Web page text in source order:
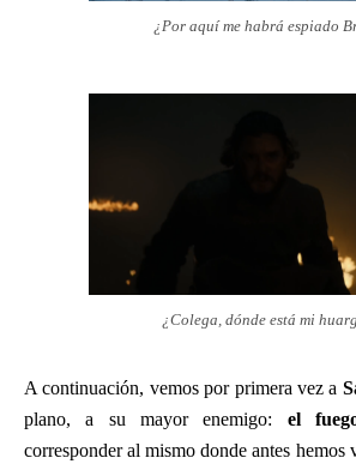
¿Por aquí me habrá espiado
¿Colega, dónde está mi
A continuación, vemos por primera vez a
plano, a su mayor enemigo: el
corresponder al mismo donde antes hemos